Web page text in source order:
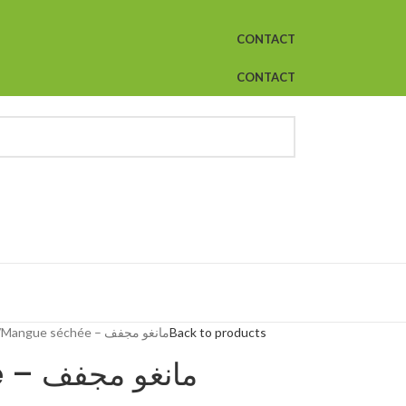
CONTACT
CONTACT
Mangue séchée – مانغو مجففBack to products
Mangue séchée – مانغو مجفف